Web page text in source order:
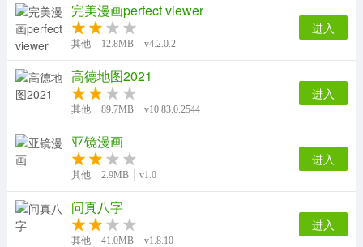
完美漫画perfect viewer
其他 12.8MB v4.2.0.2
进入
高德地图2021
其他 89.7MB v10.83.0.2544
进入
亚镜漫画
其他 2.9MB v1.0
进入
问真八字
其他 41.0MB v1.8.10
进入